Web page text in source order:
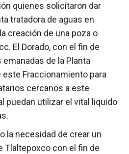
quienes solicitaron dar
tratadora de aguas en
creación de una poza o
El Dorado, con el fin de
de la Planta
este Fraccionamiento para
cercanos a este
puedan utilizar el vital liquido
la necesidad de crear un
Tlaltepoxco con el fin de